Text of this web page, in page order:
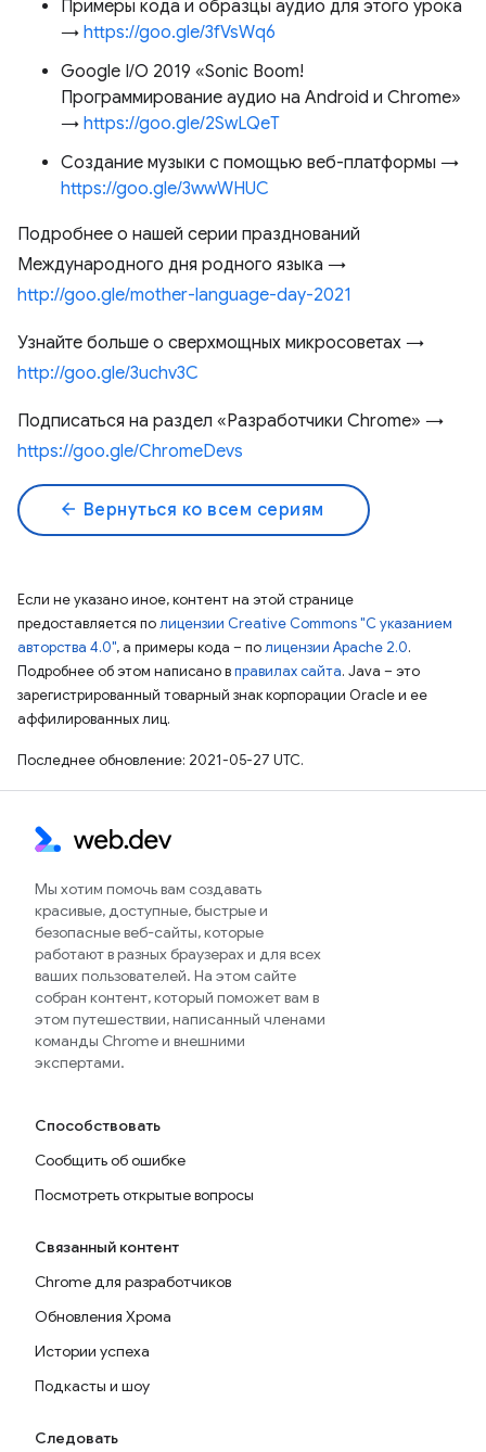
Примеры кода и образцы аудио для этого урока
→ https://goo.gle/3fVsWq6
Google I/O 2019 «Sonic Boom!
Программирование аудио на Android и Chrome»
→ https://goo.gle/2SwLQeT
Создание музыки с помощью веб-платформы →
https://goo.gle/3wwWHUC
Подробнее о нашей серии празднований
Международного дня родного языка →
http://goo.gle/mother-language-day-2021
Узнайте больше о сверхмощных микросоветах →
http://goo.gle/3uchv3C
Подписаться на раздел «Разработчики Chrome» →
https://goo.gle/ChromeDevs
arrow_back Вернуться ко всем сериям
Если не указано иное, контент на этой странице
предоставляется полицензии Creative Commons "С указанием
авторства 4.0", а примеры кода – полицензии Apache 2.0.
Подробнее об этом написано вправилах сайта. Java – это
зарегистрированный товарный знак корпорации Oracle и ее
аффилированных лиц.
Последнее обновление: 2021-05-27 UTC.
Мы хотим помочь вам создавать
красивые, доступные, быстрые и
безопасные веб-сайты, которые
работают в разных браузерах и для всех
ваших пользователей. На этом сайте
собран контент, который поможет вам в
этом путешествии, написанный членами
команды Chrome и внешними
экспертами.
Способствовать
Сообщить об ошибке
Посмотреть открытые вопросы
Связанный контент
Chrome для разработчиков
Обновления Хрома
Истории успеха
Подкасты и шоу
Следовать